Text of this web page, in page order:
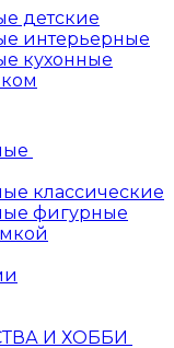
детские
интерьерные
кухонные
классические
фигурные
И ХОББИ